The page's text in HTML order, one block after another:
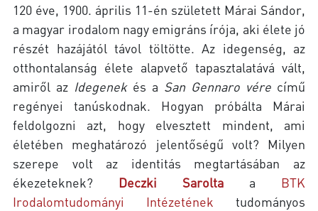
120 éve, 1900. április 11-én született Márai Sándor,
a magyar irodalom nagy emigráns írója, aki élete jó
részét hazájától távol töltötte. Az idegenség, az
otthontalanság élete alapvető tapasztalatává vált,
amiről az Idegenekés a San Gennaro vére című
regényei tanúskodnak. Hogyan próbálta Márai
feldolgozni azt, hogy elvesztett mindent, ami
életében meghatározó jelentőségű volt? Milyen
szerepe volt az identitás megtartásában az
ékezeteknek? Deczki Sarolta a BTK
Irodalomtudományi Intézetének tudományos